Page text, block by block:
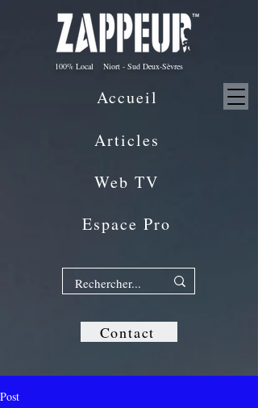
100% Local Niort - Sud Deux-Sèvres
Contact
Articles
Web TV
Espace Pro
Accueil
Post